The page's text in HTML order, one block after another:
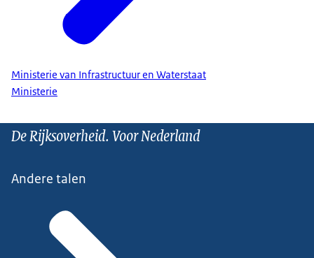
Ministerie van Infrastructuur en Waterstaat
Ministerie
De Rijksoverheid. Voor Nederland
Andere talen